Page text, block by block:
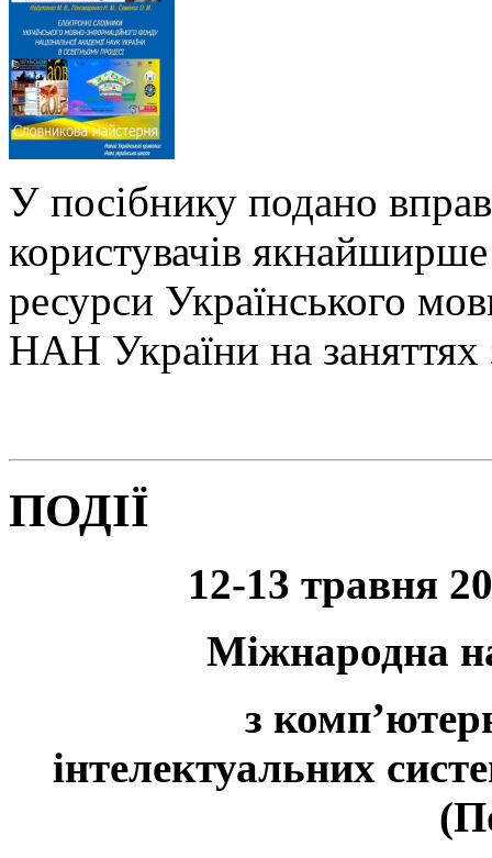
У посібнику подано
користувачів
ресурси Українського
НАН України на заняттях
ПОДІЇ
12-13 травня
Міжнародна
з
інтелектуальних